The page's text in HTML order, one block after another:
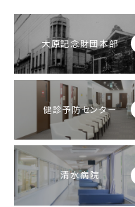
大原記念財団本部
健診予防センター
清水病院